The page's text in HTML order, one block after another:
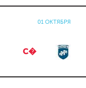
01 ОКТЯБРЯ
С�